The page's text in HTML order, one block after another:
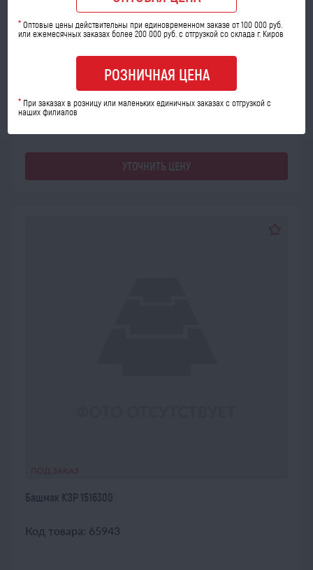
Код товара: 65945
УТОЧНИТЬ ЦЕНУ
ПОД ЗАКАЗ
Башмак КЗР 1516300
Код товара: 65943
*Оптовые цены действительны при единовременном заказе от 100 000 руб.
или ежемесячных заказах более 200 000 руб. с отгрузкой со склада г. Киров
РОЗНИЧНАЯ ЦЕНА
* При заказах в розницу или маленьких единичных заказах с отгрузкой с
наших филиалов